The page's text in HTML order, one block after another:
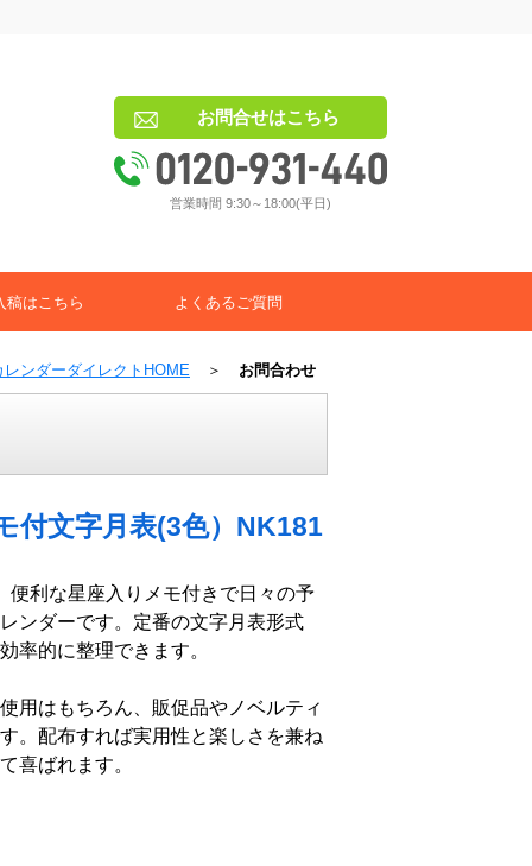
お問合せはこちら
営業時間 9:30～18:00(平日)
稿はこちら よくあるご質問
レンダーダイレクトHOME ＞ お問合わせ
付文字月表(3色）NK181
便利な星座入りメモ付きで日々の予
ンダーです。定番の文字月表形式
率的に整理できます。
用はもちろん、販促品やノベルティ
。配布すれば実用性と楽しさを兼ね
喜ばれます。